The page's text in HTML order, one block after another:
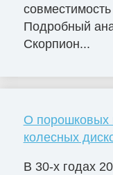
Подробный
Скорпион...
О порошковых
колесных
В 30-х годах